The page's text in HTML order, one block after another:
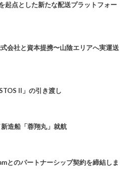
点とした新たな配送プラットフォー
会社と資本提携〜山陰エリアへ実運送
II」の引き渡し
造船「蓉翔丸」就航
とのパートナーシップ契約を締結しま